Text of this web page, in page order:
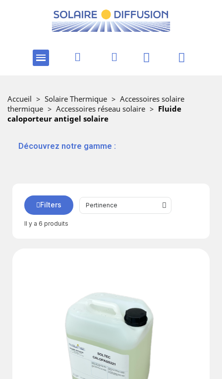
Accueil > Solaire Thermique > Accessoires solaire
thermique > Accessoires réseau solaire > Fluide
caloporteur antigel solaire
‎ ‎ ‎‎ ‎Découvrez notre gamme :
Il y a 6 produits
Filters